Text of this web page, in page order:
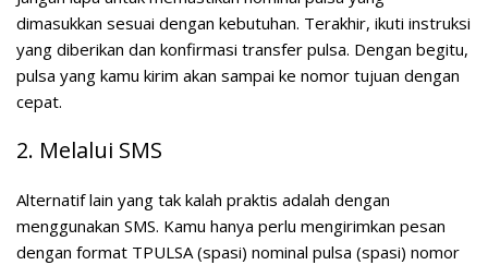
dimasukkan sesuai dengan kebutuhan. Terakhir, ikuti instruksi
yang diberikan dan konfirmasi transfer pulsa. Dengan begitu,
pulsa yang kamu kirim akan sampai ke nomor tujuan dengan
cepat.
2. Melalui SMS
Alternatif lain yang tak kalah praktis adalah dengan
menggunakan SMS. Kamu hanya perlu mengirimkan pesan
dengan format TPULSA (spasi) nominal pulsa (spasi) nomor